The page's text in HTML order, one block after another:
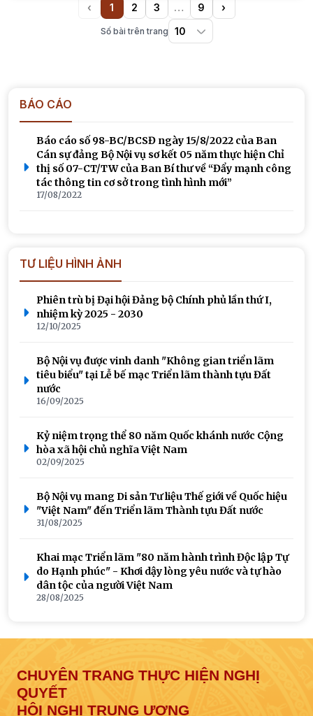
Số bài trên trang
‹Previous
1(current)
2 3 …More
9 ›Next
BÁO CÁO
Báo cáo số 98-BC/BCSĐ ngày 15/8/2022 của Ban
Cán sự đảng Bộ Nội vụ sơ kết 05 năm thực hiện Chỉ
thị số 07-CT/TW của Ban Bí thư về “Đẩy mạnh công
tác thông tin cơ sở trong tình hình mới”
17/08/2022
TƯ LIỆU HÌNH ẢNH
Phiên trù bị Đại hội Đảng bộ Chính phủ lần thứ I,
nhiệm kỳ 2025 - 2030
12/10/2025
Bộ Nội vụ được vinh danh "Không gian triển lãm
tiêu biểu" tại Lễ bế mạc Triển lãm thành tựu Đất
nước
16/09/2025
Kỷ niệm trọng thể 80 năm Quốc khánh nước Cộng
hòa xã hội chủ nghĩa Việt Nam
02/09/2025
Bộ Nội vụ mang Di sản Tư liệu Thế giới về Quốc hiệu
"Việt Nam" đến Triển lãm Thành tựu Đất nước
31/08/2025
Khai mạc Triển lãm "80 năm hành trình Độc lập Tự
do Hạnh phúc" - Khơi dậy lòng yêu nước và tự hào
dân tộc của người Việt Nam
28/08/2025
Bộ Nội vụ tổ chức Hội nghị sơ kết 6 tháng đầu năm,
triển khai nhiệm vụ công tác 6 tháng cuối năm 2025
CHUYÊN TRANG THỰC HIỆN NGHỊ
QUYẾT
HỘI NGHỊ TRUNG ƯƠNG